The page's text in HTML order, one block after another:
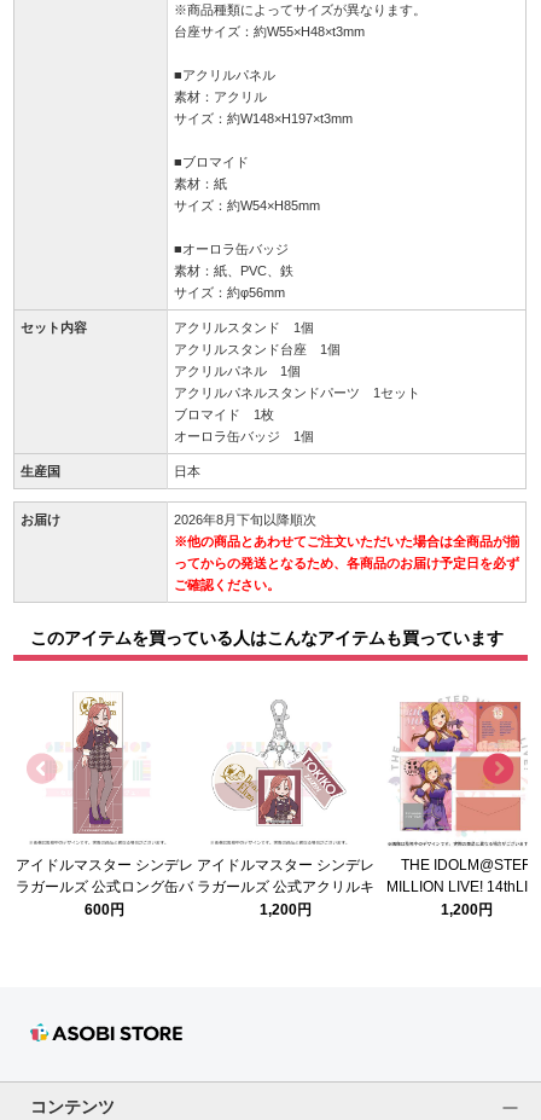
※商品種類によってサイズが異なります。
台座サイズ：約W55×H48×t3mm
■アクリルパネル
素材：アクリル
サイズ：約W148×H197×t3mm
■ブロマイド
素材：紙
サイズ：約W54×H85mm
■オーロラ缶バッジ
素材：紙、PVC、鉄
サイズ：約φ56mm
セット内容
アクリルスタンド 1個
アクリルスタンド台座 1個
アクリルパネル 1個
アクリルパネルスタンドパーツ 1セット
ブロマイド 1枚
オーロラ缶バッジ 1個
生産国 日本
お届け
2026年8月下旬以降順次
※他の商品とあわせてご注文いただいた場合は全商品が揃
ってからの発送となるため、各商品のお届け予定日を必ず
ご確認ください。
このアイテムを買っている人はこんなアイテムも買っています
アイドルマスター シンデレ
ラガールズ 公式ロング缶バ
ッジ 財前時子
600円
アイドルマスター シンデレ
ラガールズ 公式アクリルキ
ーホルダー 財前時子
1,200円
THE IDOLM@STER
MILLION LIVE!
DAY2 主演記念 公式招
1,200円
コンテンツ